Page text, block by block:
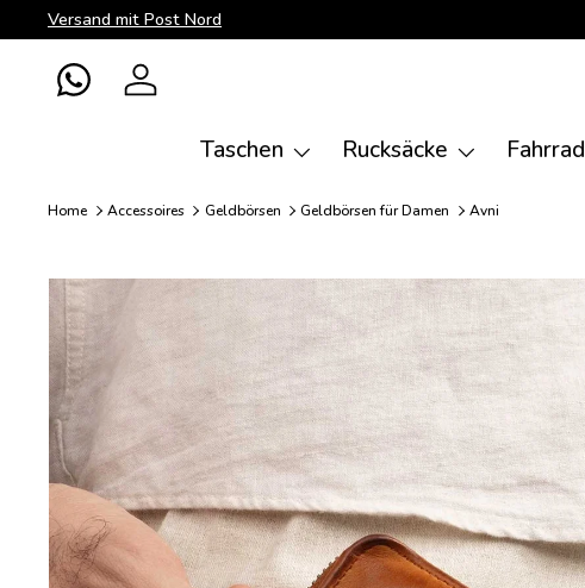
Direkt zum Inhalt
Versand mit Post Nord
WhatsAppEinloggen
Taschen Rucksäcke Fahrrad
Home Accessoires Geldbörsen Geldbörsen für Damen Avni